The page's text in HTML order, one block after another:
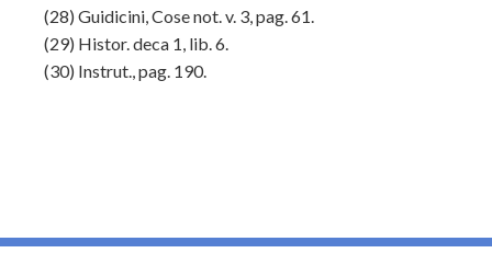
(28) Guidicini, Cose not. v. 3, pag. 61.
(29) Histor. deca 1, lib. 6.
(30) Instrut., pag. 190.